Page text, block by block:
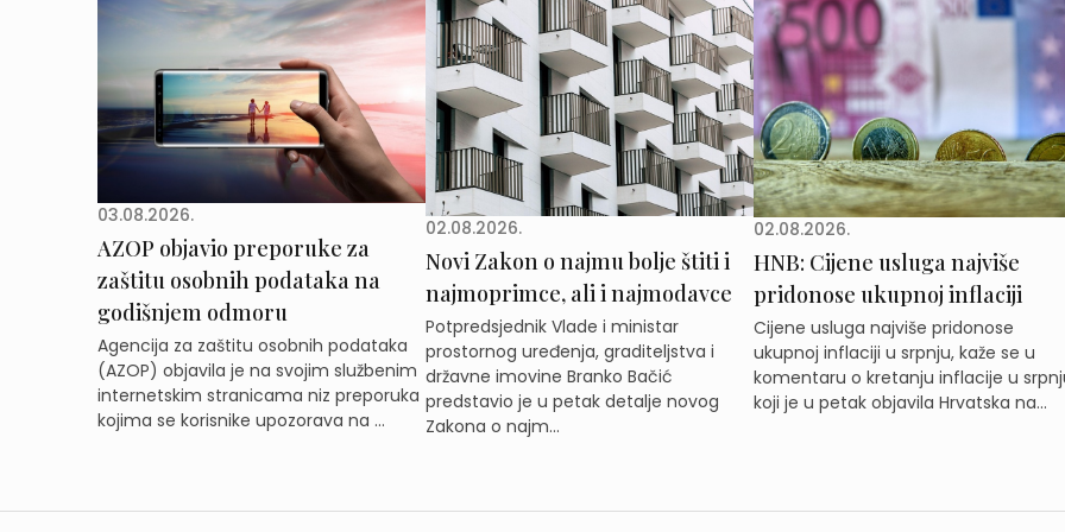
03.08.2026.
AZOP objavio preporuke za
zaštitu osobnih podataka na
godišnjem odmoru
Agencija za zaštitu osobnih podataka
(AZOP) objavila je na svojim službenim
internetskim stranicama niz preporuka
kojima se korisnike upozorava na ...
02.08.2026.
Novi Zakon o najmu bolje štiti i
najmoprimce, ali i najmodavce
Potpredsjednik Vlade i ministar
prostornog uređenja, graditeljstva i
državne imovine Branko Bačić
predstavio je u petak detalje novog
Zakona o najm...
02.08.2026.
HNB: Cijene usluga najviše
pridonose ukupnoj inflaciji
Cijene usluga najviše pridonose
ukupnoj inflaciji u srpnju, kaže se u
komentaru o kretanju inflacije u
koji je u petak objavila Hrvatska na...